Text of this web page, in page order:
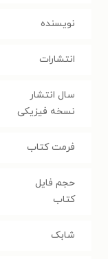
نویسنده
انتشارات
سال انتشار
نسخه فیزیکی
فرمت کتاب
حجم فایل
کتاب
شابک